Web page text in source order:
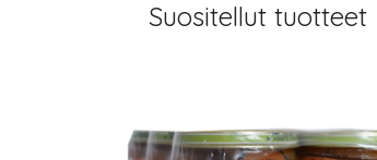
Suositellut tuotteet